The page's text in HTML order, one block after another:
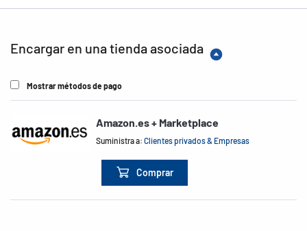
Encargar en una tienda asociada
Mostrar métodos de pago
Amazon.es + Marketplace
Suministra a:Clientes privados & Empresas
Comprar